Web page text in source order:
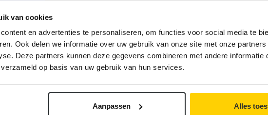
van cookies
en advertenties te personaliseren, om functies voor social media te
Ook delen we informatie over uw gebruik van onze site met onze
Deze partners kunnen deze gegevens combineren met andere informatie
op basis van uw gebruik van hun services.
Aanpassen Alles